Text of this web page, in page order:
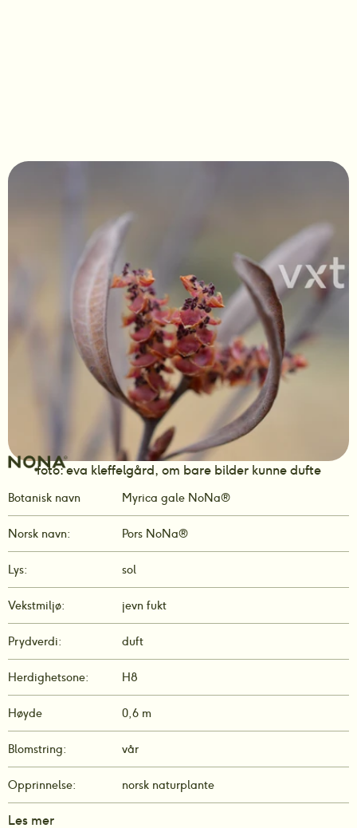
Botanisk navn Myrica gale NoNa®
Norsk navn: Pors NoNa®
Lys: sol
Vekstmiljø: jevn fukt
Prydverdi: duft
Herdighetsone: H8
Høyde 0,6 m
Blomstring: vår
Opprinnelse: norsk naturplante
foto: eva kleffelgård, om bare bilder kunne dufte
Les mer